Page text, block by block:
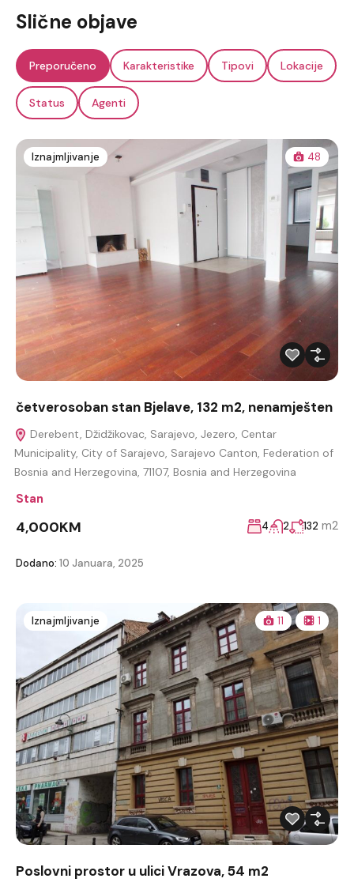
Slične objave
Preporučeno Karakteristike Tipovi Lokacije
Status Agenti
Iznajmljivanje 48
četverosoban stan Bjelave, 132 m2, nenamješten
Derebent, Džidžikovac, Sarajevo, Jezero, Centar
Municipality, City of Sarajevo, Sarajevo Canton, Federation of
Bosnia and Herzegovina, 71107, Bosnia and Herzegovina
Stan
4,000KM 4 2 132 m2
Dodano: 10 Januara, 2025
Iznajmljivanje 11 1
Poslovni prostor u ulici Vrazova, 54 m2